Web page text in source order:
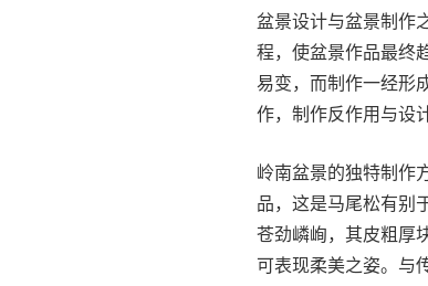
盆景设计与盆景制作
程，使盆景作品最终
易变，而制作一经形
作，制作反作用与设
岭南盆景的独特制作
品，这是马尾松有别
苍劲嶙峋，其皮粗厚
可表现柔美之姿。与